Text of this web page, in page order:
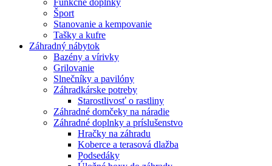
Šport
Stanovanie a kempovanie
Tašky a kufre
Záhradný nábytok
Bazény a vírivky
Grilovanie
Slnečníky a pavilóny
Záhradkárske potreby
Starostlivosť o rastliny
Záhradné domčeky na náradie
Záhradné doplnky a príslušenstvo
Hračky na záhradu
Koberce a terasová dlažba
Podsedáky